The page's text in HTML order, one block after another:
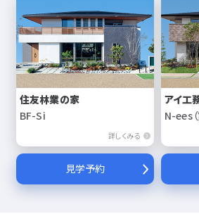
住友林業の家
BF-Si
詳しくみる
見学予約
アイ工
N-ees